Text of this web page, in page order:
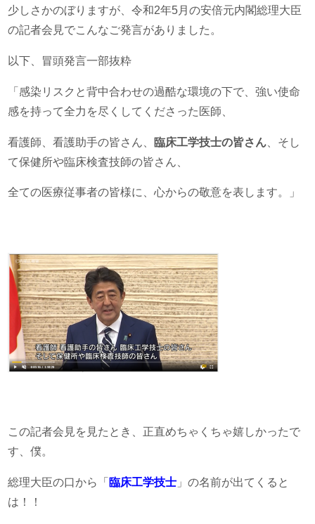
少しさかのぼりますが、令和2年5月の安倍元内閣総理大臣
の記者会見でこんなご発言がありました。
以下、冒頭発言一部抜粋
「感染リスクと背中合わせの過酷な環境の下で、強い使命
感を持って全力を尽くしてくださった医師、
看護師、看護助手の皆さん、 臨床工学技士の皆さん 、そし
て保健所や臨床検査技師の皆さん、
全ての医療従事者の皆様に、心からの敬意を表します。」
この記者会見を見たとき、正直めちゃくちゃ嬉しかったで
す、僕。
総理大臣の口から「 臨床工学技士 」の名前が出てくると
は！！